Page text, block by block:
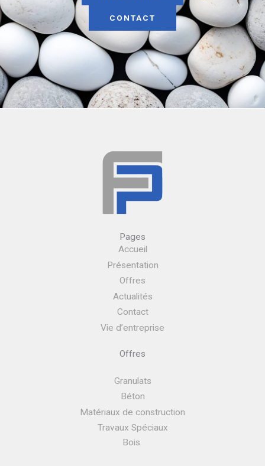
CONTACT
Pages
Accueil
Présentation
Offres
Actualités
Contact
Vie d’entreprise
Offres
Granulats
Béton
Matériaux de construction
Travaux Spéciaux
Bois